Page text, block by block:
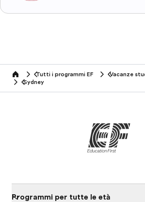
home Tutti i programmi EF Vacanze
Sydney
Programmi per tutte le età